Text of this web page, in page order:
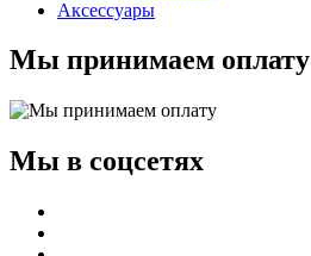
Аксессуары
Мы принимаем оплату
Мы в соцсетях